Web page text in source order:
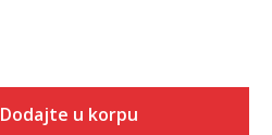
Dodajte u korpu